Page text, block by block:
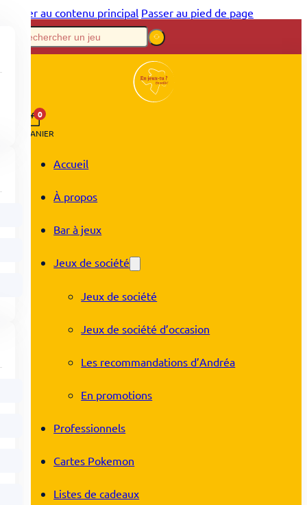
Passer au contenu principal Passer au pied de page
0
PANIER
Accueil
À propos
Bar à jeux
Jeux de société
Jeux de société
Jeux de société d’occasion
Les recommandations d’Andréa
En promotions
Professionnels
Cartes Pokemon
Listes de cadeaux